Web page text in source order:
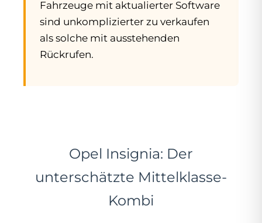
Fahrzeuge mit aktualierter Software
sind unkomplizierter zu verkaufen
als solche mit ausstehenden
Rückrufen.
Opel Insignia: Der
unterschätzte Mittelklasse-
Kombi